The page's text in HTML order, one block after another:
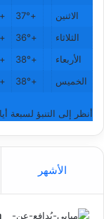
الاثنين
+
37°
+
الثلاثاء
+
36°
+
الأربعاء
+
38°
+
الخميس
+
38°
+
أنظر إلى التنبؤ لسبعة
الأشهر